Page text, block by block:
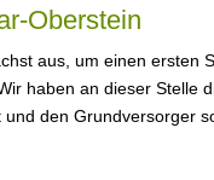
Oberstein
aus, um einen ersten
haben an dieser Stelle
den Grundversorger